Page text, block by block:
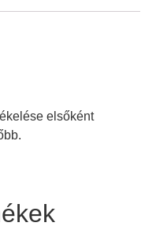
elsőként